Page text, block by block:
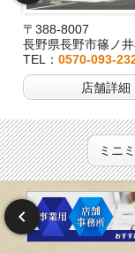
〒388-8007
長野県長野市篠ノ井布施
TEL：0570-093-
店舗詳細
ミニ